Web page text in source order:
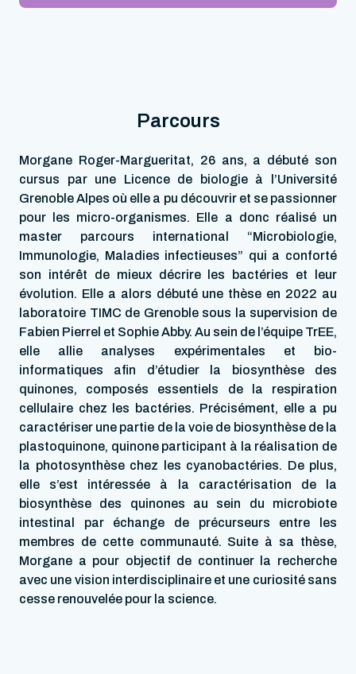
Parcours
Morgane Roger-Margueritat, 26 ans, a débuté son
cursus par une Licence de biologie à l’Université
Grenoble Alpes où elle a pu découvrir et se passionner
pour les micro-organismes. Elle a donc réalisé un
master parcours international “Microbiologie,
Immunologie, Maladies infectieuses” qui a conforté
son intérêt de mieux décrire les bactéries et leur
évolution. Elle a alors débuté une thèse en 2022 au
laboratoire TIMC de Grenoble sous la supervision de
Fabien Pierrel et Sophie Abby. Au sein de l’équipe TrEE,
elle allie analyses expérimentales et bio-
informatiques afin d’étudier la biosynthèse des
quinones, composés essentiels de la respiration
cellulaire chez les bactéries. Précisément, elle a pu
caractériser une partie de la voie de biosynthèse de la
plastoquinone, quinone participant à la réalisation de
la photosynthèse chez les cyanobactéries. De plus,
elle s’est intéressée à la caractérisation de la
biosynthèse des quinones au sein du microbiote
intestinal par échange de précurseurs entre les
membres de cette communauté. Suite à sa thèse,
Morgane a pour objectif de continuer la recherche
avec une vision interdisciplinaire et une curiosité sans
cesse renouvelée pour la science.